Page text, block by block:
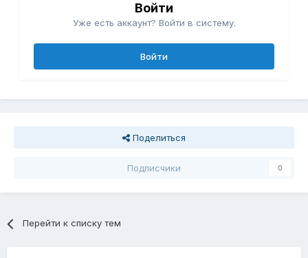
Войти
Уже есть аккаунт? Войти в систему.
Войти
Поделиться
Подписчики 0
Перейти к списку тем